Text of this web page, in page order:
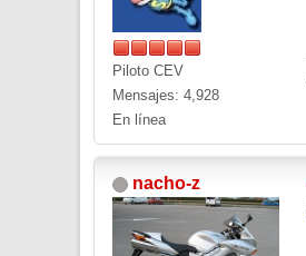
Piloto CEV
Mensajes: 4,928
En línea
nacho-z